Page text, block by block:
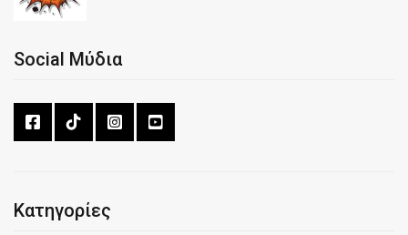
Social Μύδια
Κατηγορίες